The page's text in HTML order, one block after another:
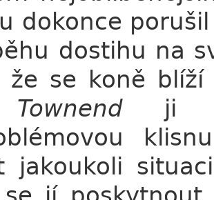
dokonce
dostihu na
že se koně
ji
jakoukoli